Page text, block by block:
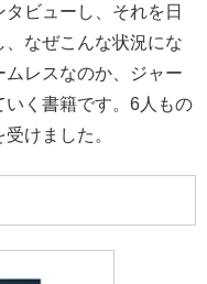
ビューし、それを日
なぜこんな状況にな
レスなのか、ジャー
く書籍です。6人もの
けました。